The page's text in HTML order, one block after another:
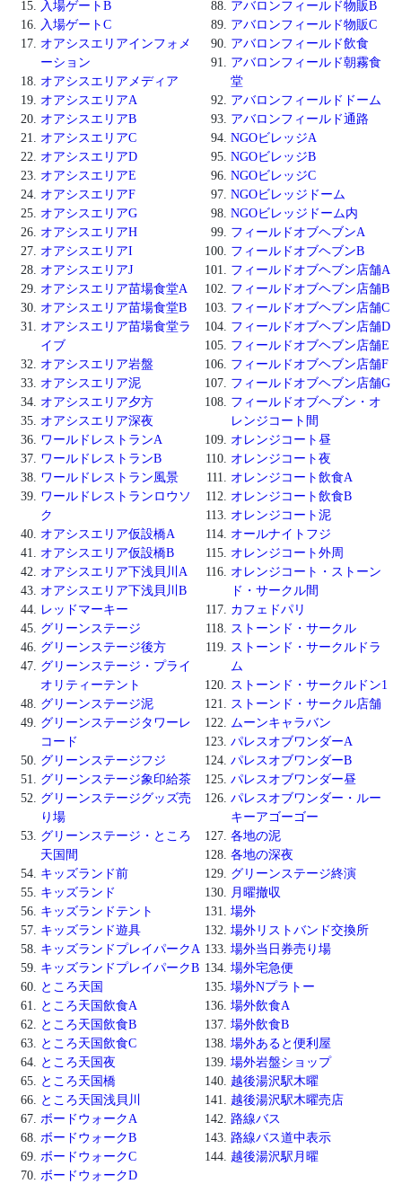
入場ゲートB
入場ゲートC
オアシスエリアインフォメ
ーション
オアシスエリアメディア
オアシスエリアA
オアシスエリアB
オアシスエリアC
オアシスエリアD
オアシスエリアE
オアシスエリアF
オアシスエリアG
オアシスエリアH
オアシスエリアI
オアシスエリアJ
オアシスエリア苗場食堂A
オアシスエリア苗場食堂B
オアシスエリア苗場食堂ラ
イブ
オアシスエリア岩盤
オアシスエリア泥
オアシスエリア夕方
オアシスエリア深夜
ワールドレストランA
ワールドレストランB
ワールドレストラン風景
ワールドレストランロウソ
ク
オアシスエリア仮設橋A
オアシスエリア仮設橋B
オアシスエリア下浅貝川A
オアシスエリア下浅貝川B
レッドマーキー
グリーンステージ
グリーンステージ後方
グリーンステージ・プライ
オリティーテント
グリーンステージ泥
グリーンステージタワーレ
コード
グリーンステージフジ
グリーンステージ象印給茶
グリーンステージグッズ売
り場
グリーンステージ・ところ
天国間
キッズランド前
キッズランド
キッズランドテント
キッズランド遊具
キッズランドプレイパークA
キッズランドプレイパークB
ところ天国
ところ天国飲食A
ところ天国飲食B
ところ天国飲食C
ところ天国夜
ところ天国橋
ところ天国浅貝川
ボードウォークA
ボードウォークB
ボードウォークC
ボードウォークD
アバロンフィールド物販B
アバロンフィールド物販C
アバロンフィールド飲食
アバロンフィールド朝霧食
堂
アバロンフィールドドーム
アバロンフィールド通路
NGOビレッジA
NGOビレッジB
NGOビレッジC
NGOビレッジドーム
NGOビレッジドーム内
フィールドオブヘブンA
フィールドオブヘブンB
フィールドオブヘブン店舗A
フィールドオブヘブン店舗B
フィールドオブヘブン店舗C
フィールドオブヘブン店舗D
フィールドオブヘブン店舗E
フィールドオブヘブン店舗F
フィールドオブヘブン店舗G
フィールドオブヘブン・オ
レンジコート間
オレンジコート昼
オレンジコート夜
オレンジコート飲食A
オレンジコート飲食B
オレンジコート泥
オールナイトフジ
オレンジコート外周
オレンジコート・ストーン
ド・サークル間
カフェドパリ
ストーンド・サークル
ストーンド・サークルドラ
ム
ストーンド・サークルドン1
ストーンド・サークル店舗
ムーンキャラバン
パレスオブワンダーA
パレスオブワンダーB
パレスオブワンダー昼
パレスオブワンダー・ルー
キーアゴーゴー
各地の泥
各地の深夜
グリーンステージ終演
月曜撤収
場外
場外リストバンド交換所
場外当日券売り場
場外宅急便
場外Nプラトー
場外飲食A
場外飲食B
場外あると便利屋
場外岩盤ショップ
越後湯沢駅木曜
越後湯沢駅木曜売店
路線バス
路線バス道中表示
越後湯沢駅月曜